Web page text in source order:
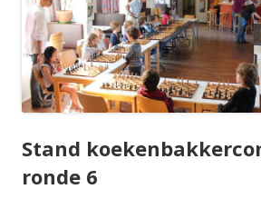
Stand
ronde 6